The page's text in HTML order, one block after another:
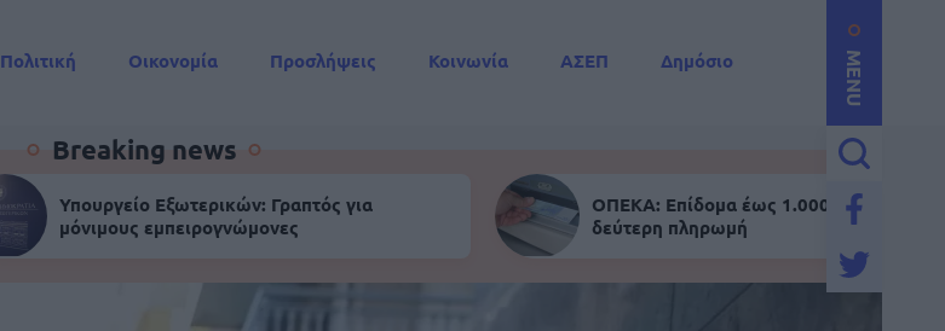
MENU
Πολιτική Οικονομία Προσλήψεις Κοινωνία ΑΣΕΠ
Δημόσιο
Breaking news
Υπουργείο Εξωτερικών: Γραπτός για
μόνιμους εμπειρογνώμονες
ΟΠΕΚΑ: Επίδομα έως 1.000 ευρώ -
δεύτερη πληρωμή